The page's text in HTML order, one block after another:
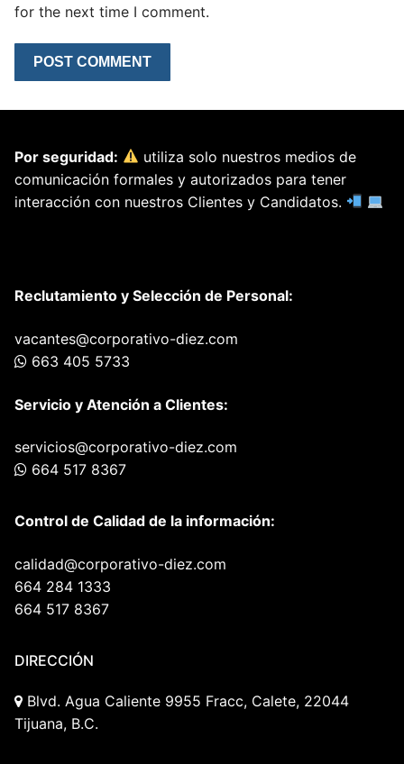
for the next time I comment.
Por seguridad:
utiliza solo nuestros medios de
comunicación formales y autorizados para tener
interacción con nuestros Clientes y Candidatos.
Reclutamiento y Selección de Personal:
vacantes@corporativo-diez.com
663 405 5733
Servicio y Atención a Clientes:
servicios@corporativo-diez.com
664 517 8367
Control de Calidad de la información:
calidad@corporativo-diez.com
664 284 1333
664 517 8367
DIRECCIÓN
Blvd. Agua Caliente 9955 Fracc, Calete, 22044
Tijuana, B.C.